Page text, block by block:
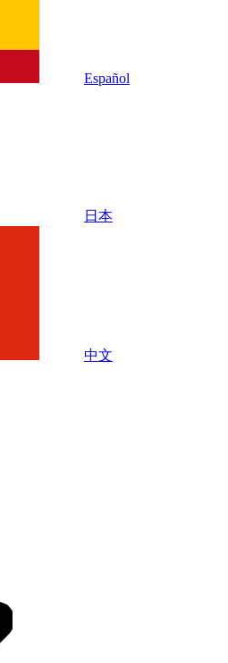
Español
日本
中文